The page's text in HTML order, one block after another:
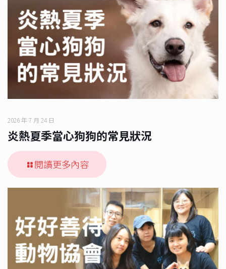
2026 年 7 月 24 日
炎熱夏季當心狗狗的常見狀況
閱讀更多內容